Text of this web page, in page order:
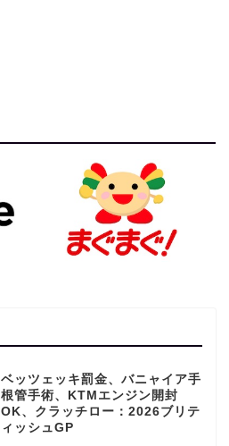
ベッツェッキ罰金、バニャイア手
根管手術、KTMエンジン開封
OK、クラッチロー：2026ブリテ
ィッシュGP